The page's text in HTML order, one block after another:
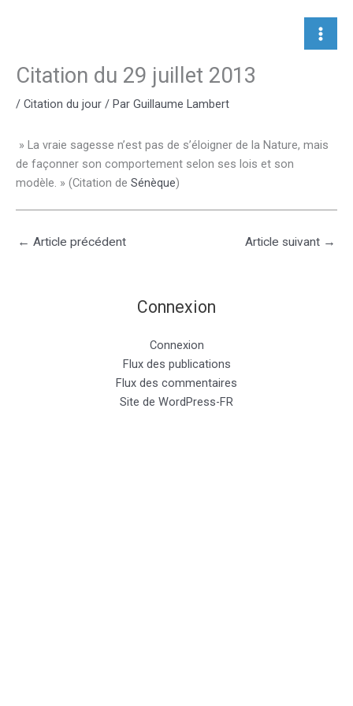
Citation du 29 juillet 2013
/ Citation du jour / Par Guillaume Lambert
» La vraie sagesse n’est pas de s’éloigner de la Nature, mais
de façonner son comportement selon ses lois et son
modèle. » (Citation de Sénèque)
← Article précédent Article suivant →
Connexion
Connexion
Flux des publications
Flux des commentaires
Site de WordPress-FR